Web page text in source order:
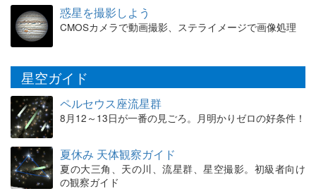
惑星を撮影しよう
CMOSカメラで動画撮影、ステライメージで画像処理
星空ガイド
ペルセウス座流星群
8月12～13日が一番の見ごろ。月明かりゼロの好条件！
夏休み 天体観察ガイド
夏の大三角、天の川、流星群、星空撮影。初級者向け
の観察ガイド